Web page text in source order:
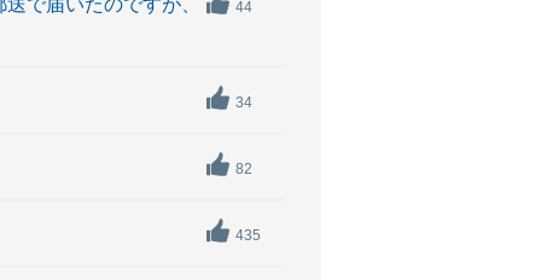
で届いたのですが、
44
34
82
435